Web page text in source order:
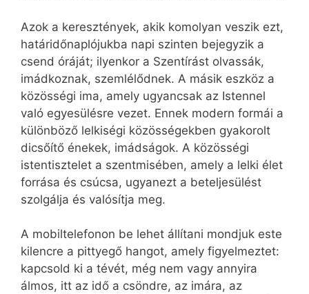
Azok a keresztények, akik komolyan veszik ezt,
határidőnaplójukba napi szinten bejegyzik a
csend óráját; ilyenkor a Szentírást olvassák,
imádkoznak, szemlélődnek. A másik eszköz a
közösségi ima, amely ugyancsak az Istennel
való egyesülésre vezet. Ennek modern formái a
különböző lelkiségi közösségekben gyakorolt
dicsőítő énekek, imádságok. A közösségi
istentisztelet a szentmisében, amely a lelki élet
forrása és csúcsa, ugyanezt a beteljesülést
szolgálja és valósítja meg.
A mobiltelefonon be lehet állítani mondjuk este
kilencre a pittyegő hangot, amely figyelmeztet:
kapcsold ki a tévét, még nem vagy annyira
álmos, itt az idő a csöndre, az imára, az